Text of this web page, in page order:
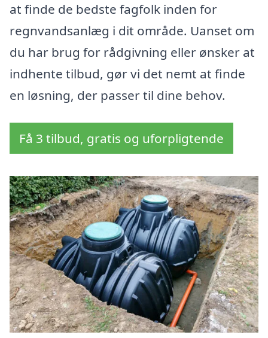
at finde de bedste fagfolk inden for
regnvandsanlæg i dit område. Uanset om
du har brug for rådgivning eller ønsker at
indhente tilbud, gør vi det nemt at finde
en løsning, der passer til dine behov.
Få 3 tilbud, gratis og uforpligtende